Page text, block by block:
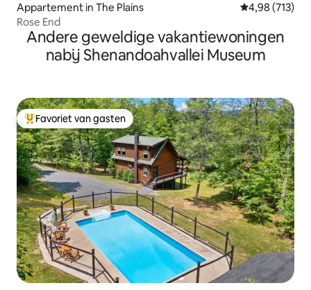
Appartement in The Plains Gemiddelde
4,98 (713)
Rose End
Andere geweldige vakantiewoningen
nabij Shenandoahvallei Museum
Topfavoriet van gasten
Favoriet van gasten